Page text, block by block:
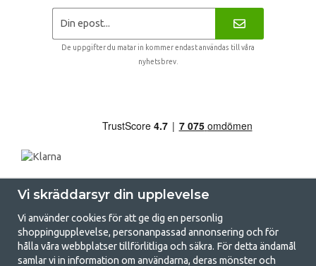
De uppgifter du matar in kommer endast användas till våra
nyhetsbrev.
Vi skräddarsyr din upplevelse
Vi använder cookies för att ge dig en personlig
shoppingupplevelse, personanpassad annonsering och för
hålla våra webbplatser tillförlitliga och säkra. För detta ändamål
samlar vi in information om användarna, deras mönster och